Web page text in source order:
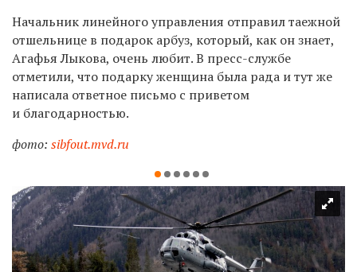
Начальник линейного управления отправил таежной
отшельнице в подарок арбуз, который, как он знает,
Агафья Лыкова, очень любит. В пресс-службе
отметили, что подарку женщина была рада и тут же
написала ответное письмо с приветом
и благодарностью.
фото: sibfout.mvd.ru